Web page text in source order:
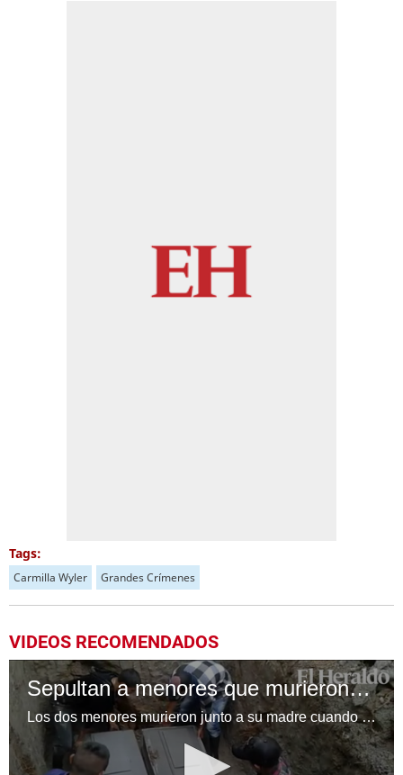
Tags:
Carmilla Wyler Grandes Crímenes
VIDEOS RECOMENDADOS
Sepultan a menores que murieron soterrados en La Paz
Los dos menores murieron junto a su madre cuando un deslizamiento se llevó la casa donde habitaban en la aldea Santa Ana, La Paz.